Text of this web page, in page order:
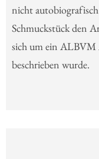
nicht autobiografisch
Schmuckstück den
sich um ein
beschrieben wurde.